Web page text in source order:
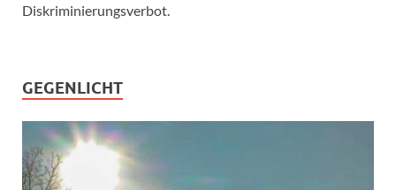
Diskriminierungsverbot.
GEGENLICHT